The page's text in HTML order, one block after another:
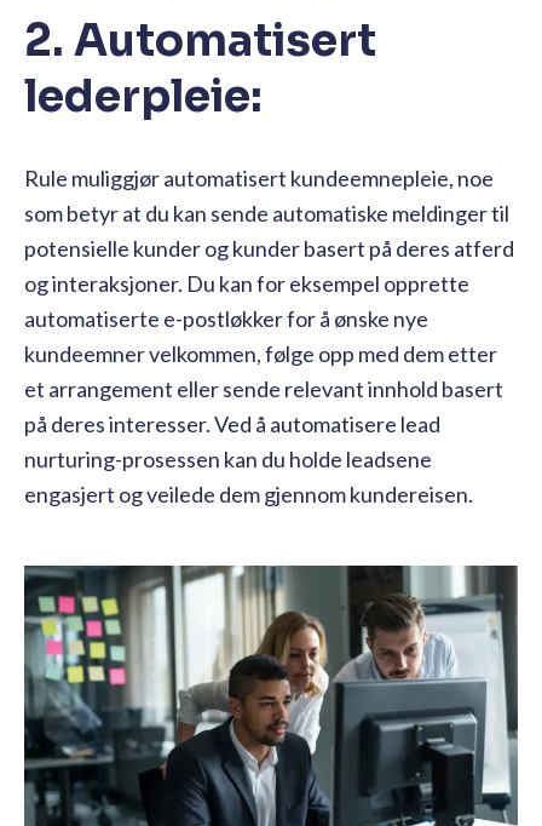
2. Automatisert
lederpleie:
Rule muliggjør automatisert kundeemnepleie, noe
som betyr at du kan sende automatiske meldinger til
potensielle kunder og kunder basert på deres atferd
og interaksjoner. Du kan for eksempel opprette
automatiserte e-postløkker for å ønske nye
kundeemner velkommen, følge opp med dem etter
et arrangement eller sende relevant innhold basert
på deres interesser. Ved å automatisere lead
nurturing-prosessen kan du holde leadsene
engasjert og veilede dem gjennom kundereisen.